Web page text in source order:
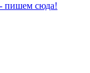
- пишем сюда!